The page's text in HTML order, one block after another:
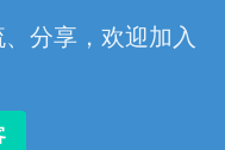
分享，欢迎加入